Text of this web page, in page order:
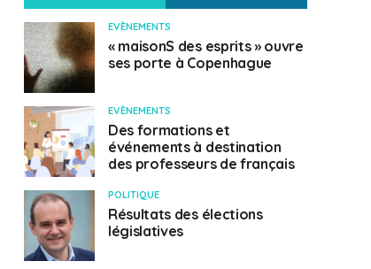
EVÈNEMENTS
« maisonS des esprits » ouvre
ses porte à Copenhague
EVÈNEMENTS
Des formations et
événements à destination
des professeurs de français
POLITIQUE
Résultats des élections
législatives